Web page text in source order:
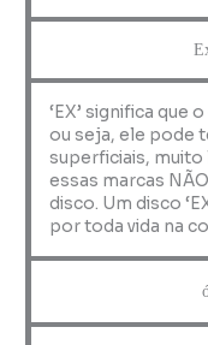
‘EX’ significa que
ou seja, ele pode
superficiais, muito
essas marcas
disco. Um disco
por toda vida na